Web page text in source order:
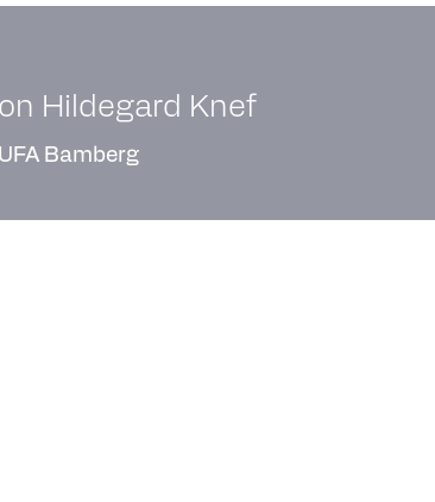
Hildegard Knef
Bamberg